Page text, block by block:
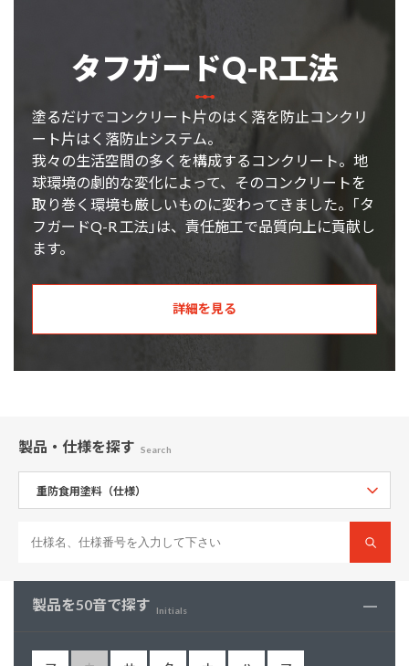
タフガードQ-R工法
塗るだけでコンクリート片のはく落を防止コンクリ
ート片はく落防止システム。
我々の生活空間の多くを構成するコンクリート。地
球環境の劇的な変化によって、そのコンクリートを
取り巻く環境も厳しいものに変わってきました。｢タ
フガードQ-R 工法｣は、責任施工で品質向上に貢献し
ます。
詳細を見る
製品・仕様を探す Search
製品を50音で探す Initials